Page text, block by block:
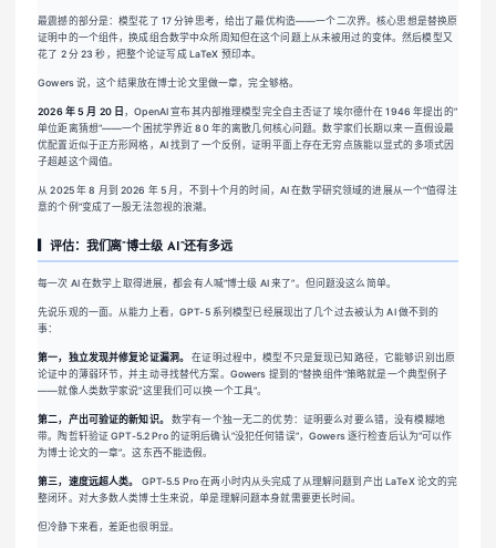
最震撼的部分是：模型花了 17 分钟思考，给出了最优构造——一个二次界。核心思想是替换原
证明中的一个组件，换成组合数学中众所周知但在这个问题上从未被用过的变体。然后模型又
花了 2 分 23 秒，把整个论证写成 LaTeX 预印本。
Gowers 说，这个结果放在博士论文里做一章，完全够格。
2026 年 5 月 20 日 ，OpenAI 宣布其内部推理模型完全自主否证了埃尔德什在 1946 年提出的”
单位距离猜想”——一个困扰学界近 80 年的离散几何核心问题。数学家们长期以来一直假设最
优配置近似于正方形网格，AI 找到了一个反例，证明平面上存在无穷点族能以显式的多项式因
子超越这个阈值。
从 2025 年 8 月到 2026 年 5 月，不到十个月的时间，AI 在数学研究领域的进展从一个”值得注
意的个例”变成了一股无法忽视的浪潮。
▎评估：我们离”博士级 AI”还有多远
每一次 AI 在数学上取得进展，都会有人喊”博士级 AI 来了”。但问题没这么简单。
先说乐观的一面。从能力上看，GPT-5 系列模型已经展现出了几个过去被认为 AI 做不到的
事：
第一，独立发现并修复论证漏洞。
在证明过程中，模型不只是复现已知路径，它能够识别出原
论证中的薄弱环节，并主动寻找替代方案。Gowers 提到的”替换组件”策略就是一个典型例子
——就像人类数学家说”这里我们可以换一个工具”。
第二，产出可验证的新知识。
数学有一个独一无二的优势：证明要么对要么错，没有模糊地
带。陶哲轩验证 GPT-5.2 Pro 的证明后确认”没犯任何错误”，Gowers 逐行检查后认为”可以作
为博士论文的一章”。这东西不能造假。
第三，速度远超人类。
GPT-5.5 Pro 在两小时内从头完成了从理解问题到产出 LaTeX 论文的完
整闭环。对大多数人类博士生来说，单是理解问题本身就需要更长时间。
但冷静下来看，差距也很明显。